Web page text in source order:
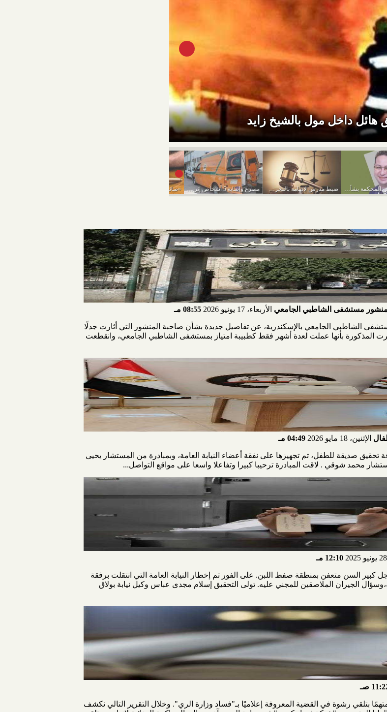
داخل مول بالشيخ زايد
ضبط مدرس لاتهامه بالتحرش بـ5 فتيات داخل المدرسة مصرع وإصابة 5 أشخاص إثر انقلاب سيارة بـ«البحيرة»
منشور مستشفى الشاطبي الجامعي الأربعاء، 17 يونيو 2026 08:55 مـ
الشاطبي الجامعي بالإسكندرية، عن تفاصيل جديدة بشأن صاحبة المنشور التي أثارت جدلًا
المذكورة بأنها عملت لعدة أشهر فقط كطبيبة امتياز بمستشفى الشاطبي الجامعي، وانقطعت
الإثنين، 18 مايو 2026 04:49 مـ
تحقيق صديقة للطفل، تم تجهيزها على نفقة أعضاء النيابة العامة، وبمبادرة من المستشار يحيى
محمد شوقي . لاقت المبادرة ترحيبا كبيرا وتفاعلا واسعا على مواقع التواصل...
12:10 مـ
رجل كبير السن متعفن بمنطقة صفط اللبن. على الفور تم إخطار النيابة العامة التي انتقلت برفقة
الجيران الملاصقين للمجني عليه. تولى التحقيق إسلام مجدى عباس وكيل نيابة بولاق
صـ
بعد قليل، محكمة جنايات القاهرة، نظر محاكمة 12 متهمًا بتلقي رشوة في القضية المعروفة إعلاميًا بـ"فساد وزارة الري". وخلال التقرير التالي نكشف